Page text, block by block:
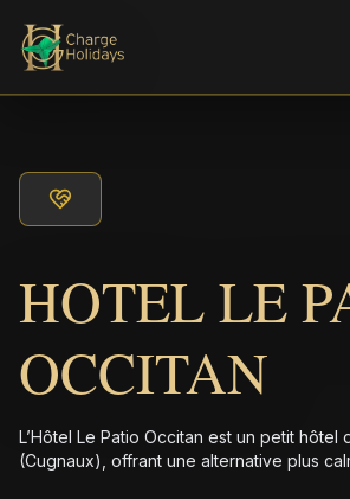
HOTEL LE
OCCITAN
L’Hôtel Le Patio Occitan est un petit hôtel
(Cugnaux), offrant une alternative plus